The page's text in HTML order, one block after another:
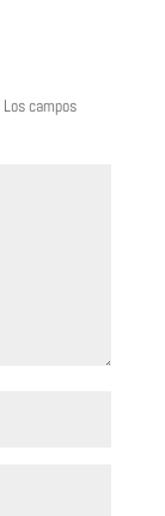
Los campos